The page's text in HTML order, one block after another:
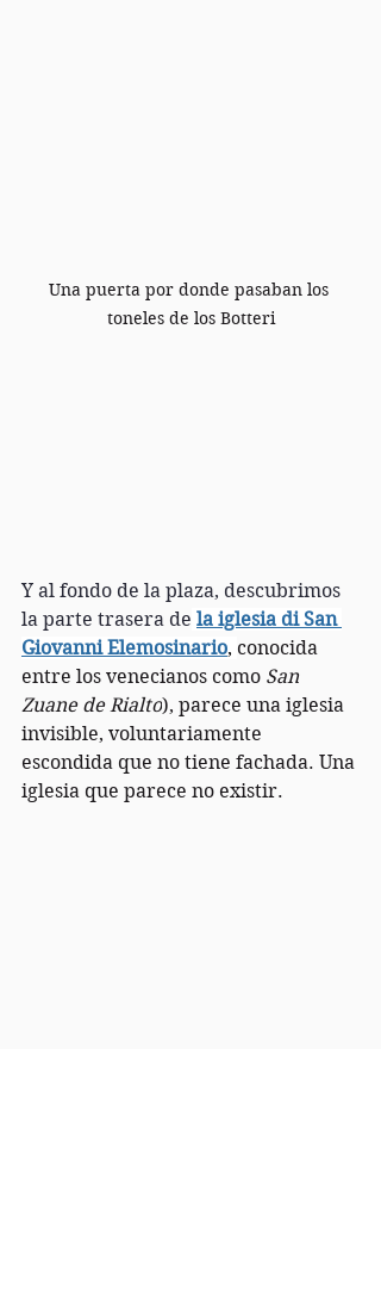
Una puerta por donde pasaban los
toneles de los Botteri
Y al fondo de la plaza, descubrimos
la parte trasera de la iglesia di San
Giovanni Elemosinario, conocida
entre los venecianos como San
Zuane de Rialto), parece una iglesia
invisible, voluntariamente
escondida que no tiene fachada. Una
iglesia que parece no existir.